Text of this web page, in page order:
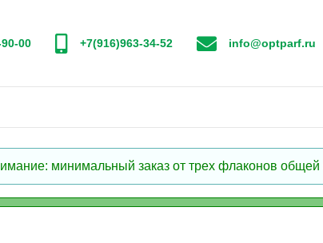
00 +7(916)963-34-52 info@optparf.ru
минимальный заказ от трех флаконов общей